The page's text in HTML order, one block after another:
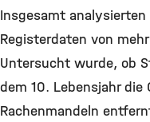
Insgesamt analysierten
Registerdaten von
Untersucht wurde, ob
dem 10. Lebensjahr die
Rachenmandeln